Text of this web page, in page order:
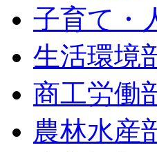
子育て・
生活環境
商工労働
農林水産